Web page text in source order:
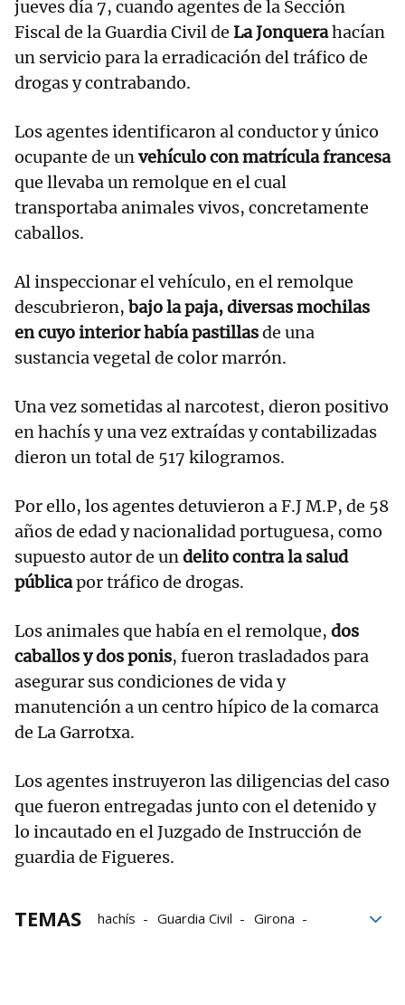
jueves día 7, cuando agentes de la Sección
Fiscal de la Guardia Civil de La Jonquerahacían
un servicio para la erradicación del tráfico de
drogas y contrabando.
Los agentes identificaron al conductor y único
ocupante de unvehículo con matrícula francesa
que llevaba un remolque en el cual
transportaba animales vivos, concretamente
caballos.
Al inspeccionar el vehículo, en el remolque
descubrieron, bajo la paja, diversas mochilas
en cuyo interior había pastillasde una
sustancia vegetal de color marrón.
Una vez sometidas al narcotest, dieron positivo
en hachís y una vez extraídas y contabilizadas
dieron un total de 517 kilogramos.
Por ello, los agentes detuvieron a F.J M.P, de 58
años de edad y nacionalidad portuguesa, como
supuesto autor de undelito contra la salud
públicapor tráfico de drogas.
Los animales que había en el remolque, dos
caballos y dos ponis, fueron trasladados para
asegurar sus condiciones de vida y
manutención a un centro hípico de la comarca
de La Garrotxa.
Los agentes instruyeron las diligencias del caso
que fueron entregadas junto con el detenido y
lo incautado en el Juzgado de Instrucción de
guardia de Figueres.
TEMAS hachís Guardia Civil
Girona